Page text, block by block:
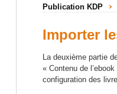
Publication KDP
Importer
La deuxième partie
« Contenu de
configuration des